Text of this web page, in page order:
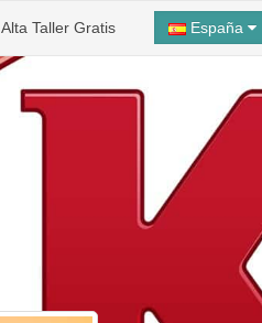
Alta Taller Gratis España